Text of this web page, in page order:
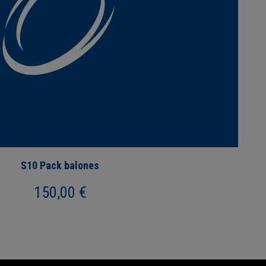
S10 Pack balones
150,00 €